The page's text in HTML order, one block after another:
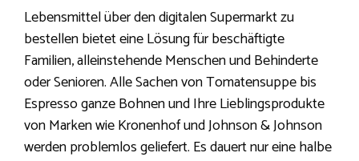
Lebensmittel über den digitalen Supermarkt zu
bestellen bietet eine Lösung für beschäftigte
Familien, alleinstehende Menschen und Behinderte
oder Senioren. Alle Sachen von Tomatensuppe bis
Espresso ganze Bohnen und Ihre Lieblingsprodukte
von Marken wie Kronenhof und Johnson & Johnson
werden problemlos geliefert. Es dauert nur eine halbe